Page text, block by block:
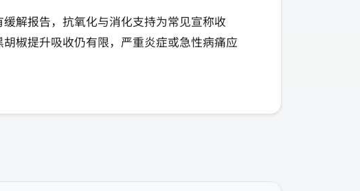
解报告，抗氧化与消化支持为常见宣称收
椒提升吸收仍有限，严重炎症或急性病痛应